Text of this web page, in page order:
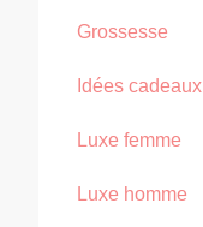
Grossesse
Idées cadeaux
Luxe femme
Luxe homme